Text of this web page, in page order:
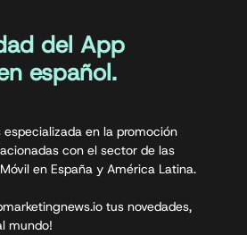
del App
español.
en la promoción
con el sector de las
en España y América Latina.
tus novedades,
mundo!